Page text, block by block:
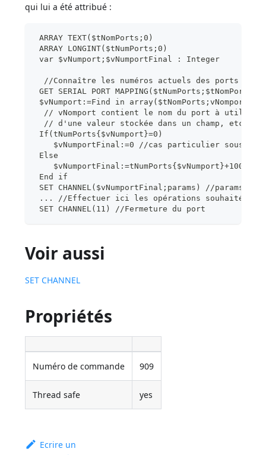
qui lui a été attribué :
ARRAY TEXT($tNomPorts;0)
ARRAY LONGINT($tNumPorts;0)
var $vNumport;$vNumportFinal : Integer
//Connaître les numéros actuels des ports
GET SERIAL PORT MAPPING($tNumPorts;$tNomPorts)
$vNumport:=Find in array($tNomPorts;vNomport)
// vNomport contient le nom du port à
// d'une valeur stockée dans un champ, etc.
If(tNumPorts{$vNumport}=0)
$vNumportFinal:=0 //cas particulier sous
Else
$vNumportFinal:=tNumPorts{$vNumport}+100
End if
SET CHANNEL($vNumportFinal;params) //params
... //Effectuer ici les opérations souhaitées
SET CHANNEL(11) //Fermeture du port
Voir aussi
SET CHANNEL
Propriétés
Numéro de commande 909
Thread safe yes
Ecrire un